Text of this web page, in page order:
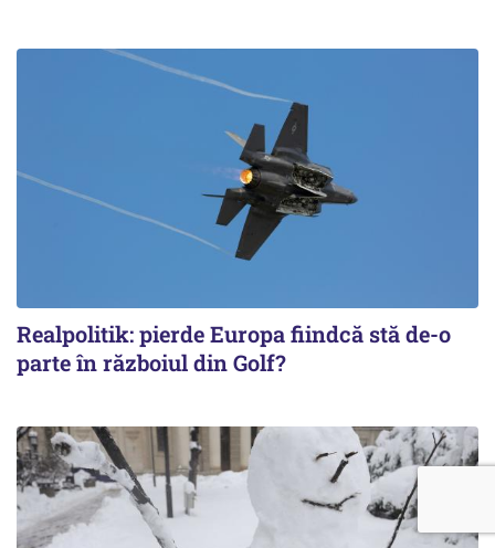
Realpolitik: pierde Europa fiindcă stă de-o
parte în războiul din Golf?